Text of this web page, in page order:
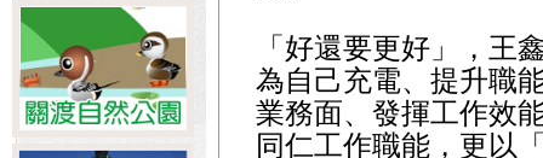
「好還要更好」，王
為自己充電、提升職
業務面、發揮工作效
同仁工作職能，更以